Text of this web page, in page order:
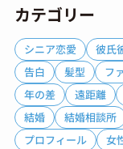
カテゴリー
シニア恋愛 彼氏
告白
髪型 フ
年の差
遠距離
結婚
結婚相談所
プロフィール
女